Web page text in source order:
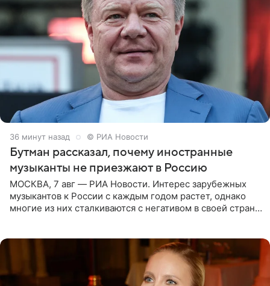
36 минут назад © РИА Новости
Бутман рассказал, почему иностранные
музыканты не приезжают в Россию
МОСКВА, 7 авг — РИА Новости. Интерес зарубежных
музыкантов к России с каждым годом растет, однако
многие из них сталкиваются с негативом в своей стране